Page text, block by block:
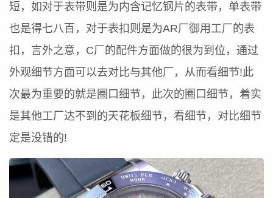
短，如对于表带则是为内含记忆钢片的表带，单表带
也是得七八百，对于表扣则是为AR厂御用工厂的表
扣，言外之意，C厂的配件方面做的很为到位，通过
外观细节方面可以去对比与其他厂，从而看细节!此
次最为重要的就是圈口细节，此次的圈口细节，着实
是其他工厂达不到的天花板细节，看细节，对比细节
定是没错的!